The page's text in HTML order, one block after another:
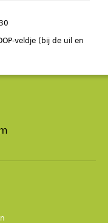
veldje (bij de uil en